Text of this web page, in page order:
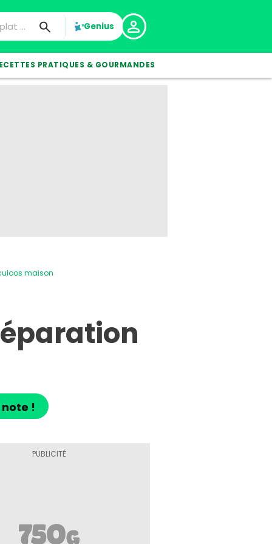
Genius
PRATIQUES & GOURMANDES
maison
!